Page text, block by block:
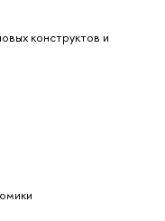
конструктов и